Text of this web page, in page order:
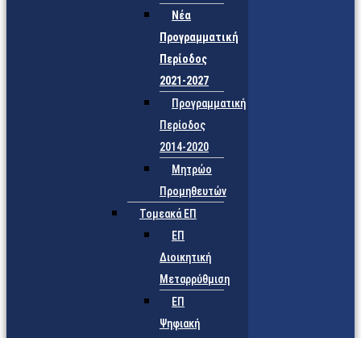
Νέα
Προγραμματική
Περίοδος
2021-2027
Προγραμματική
Περίοδος
2014-2020
Μητρώο
Προμηθευτών
Τομεακά ΕΠ
ΕΠ
Διοικητική
Μεταρρύθμιση
ΕΠ
Ψηφιακή